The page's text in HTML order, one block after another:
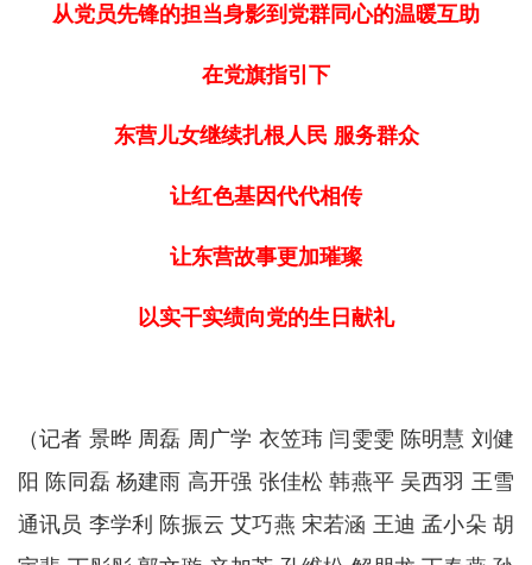
从党员先锋的担当身影到党群同心的温暖互助
在党旗指引下
东营儿女继续扎根人民 服务群众
让红色基因代代相传
让东营故事更加璀璨
以实干实绩向党的生日献礼
（记者 景晔 周磊 周广学 衣笠玮 闫雯雯 陈明慧 刘健
阳 陈同磊 杨建雨 高开强 张佳松 韩燕平 吴西羽 王雪
通讯员 李学利 陈振云 艾巧燕 宋若涵 王迪 孟小朵 胡